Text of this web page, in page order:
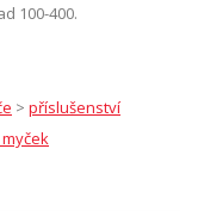
100-400.
> příslušenství